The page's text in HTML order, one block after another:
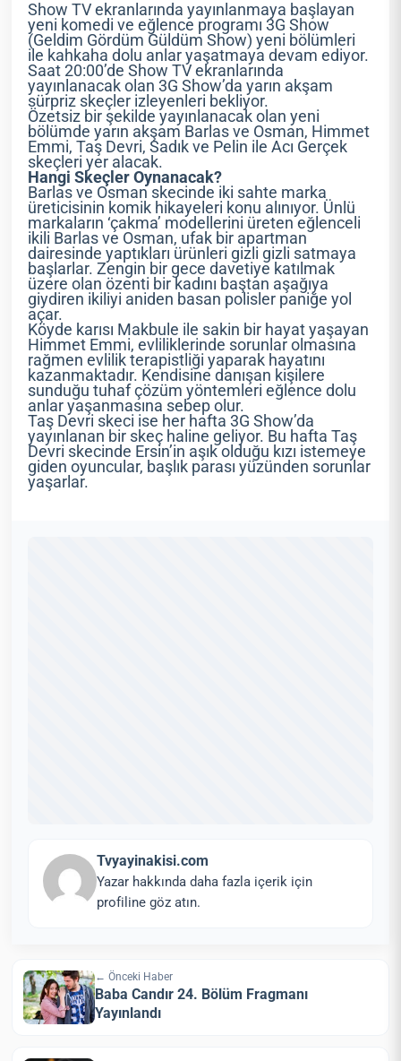
Show TV ekranlarında yayınlanmaya başlayan
yeni komedi ve eğlence programı 3G Show
(Geldim Gördüm Güldüm Show) yeni bölümleri
ile kahkaha dolu anlar yaşatmaya devam ediyor.
Saat 20:00’de Show TV ekranlarında
yayınlanacak olan 3G Show’da yarın akşam
sürpriz skeçler izleyenleri bekliyor.
Özetsiz bir şekilde yayınlanacak olan yeni
bölümde yarın akşam Barlas ve Osman, Himmet
Emmi, Taş Devri, Sadık ve Pelin ile Acı Gerçek
skeçleri yer alacak.
Hangi Skeçler Oynanacak?
Barlas ve Osman skecinde iki sahte marka
üreticisinin komik hikayeleri konu alınıyor. Ünlü
markaların ‘çakma’ modellerini üreten eğlenceli
ikili Barlas ve Osman, ufak bir apartman
dairesinde yaptıkları ürünleri gizli gizli satmaya
başlarlar. Zengin bir gece davetiye katılmak
üzere olan özenti bir kadını baştan aşağıya
giydiren ikiliyi aniden basan polisler paniğe yol
açar.
Köyde karısı Makbule ile sakin bir hayat yaşayan
Himmet Emmi, evliliklerinde sorunlar olmasına
rağmen evlilik terapistliği yaparak hayatını
kazanmaktadır. Kendisine danışan kişilere
sunduğu tuhaf çözüm yöntemleri eğlence dolu
anlar yaşanmasına sebep olur.
Taş Devri skeci ise her hafta 3G Show’da
yayınlanan bir skeç haline geliyor. Bu hafta Taş
Devri skecinde Ersin’in aşık olduğu kızı istemeye
giden oyuncular, başlık parası yüzünden sorunlar
yaşarlar.
Tvyayinakisi.com
Yazar hakkında daha fazla içerik için
profiline göz atın.
← Önceki Haber
Baba Candır 24. Bölüm Fragmanı
Yayınlandı